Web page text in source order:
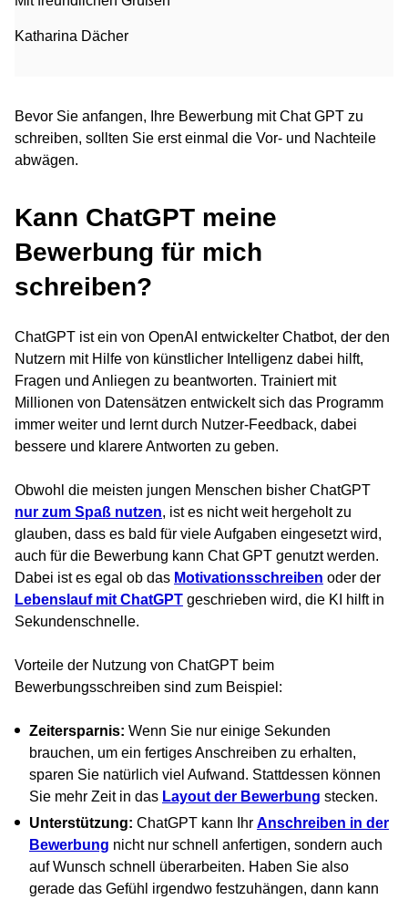
Katharina Dächer
Bevor Sie anfangen, Ihre Bewerbung mit Chat GPT zu
schreiben, sollten Sie erst einmal die Vor- und Nachteile
abwägen.
Kann ChatGPT meine
Bewerbung für mich
schreiben?
ChatGPT ist ein von OpenAI entwickelter Chatbot, der den
Nutzern mit Hilfe von künstlicher Intelligenz dabei hilft,
Fragen und Anliegen zu beantworten. Trainiert mit
Millionen von Datensätzen entwickelt sich das Programm
immer weiter und lernt durch Nutzer-Feedback, dabei
bessere und klarere Antworten zu geben.
Obwohl die meisten jungen Menschen bisher ChatGPT
nur zum Spaß nutzen, ist es nicht weit hergeholt zu
glauben, dass es bald für viele Aufgaben eingesetzt wird,
auch für die Bewerbung kann Chat GPT genutzt werden.
Dabei ist es egal ob das Motivationsschreiben oder der
Lebenslauf mit ChatGPT geschrieben wird, die KI hilft in
Sekundenschnelle.
Vorteile der Nutzung von ChatGPT beim
Bewerbungsschreiben sind zum Beispiel:
Zeitersparnis: Wenn Sie nur einige Sekunden
brauchen, um ein fertiges Anschreiben zu erhalten,
sparen Sie natürlich viel Aufwand. Stattdessen können
Sie mehr Zeit in das Layout der Bewerbung stecken.
Unterstützung: ChatGPT kann Ihr Anschreiben in der
Bewerbung nicht nur schnell anfertigen, sondern auch
auf Wunsch schnell überarbeiten. Haben Sie also
gerade das Gefühl irgendwo festzuhängen, dann kann